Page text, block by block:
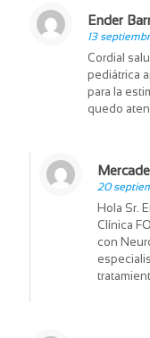
Ender
13
Cordial
pediátrica
para la
quedo
20
Hola Sr.
Clínica
con